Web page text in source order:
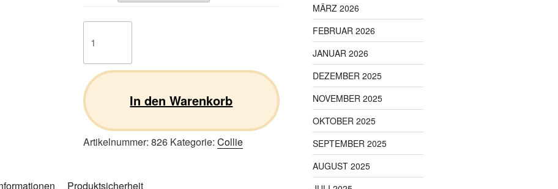
05
In den Warenkorb
Artikelnummer: 826 Kategorie: Collie
Produktsicherheit
MÄRZ 2026
FEBRUAR 2026
JANUAR 2026
DEZEMBER 2025
NOVEMBER 2025
OKTOBER 2025
SEPTEMBER 2025
AUGUST 2025